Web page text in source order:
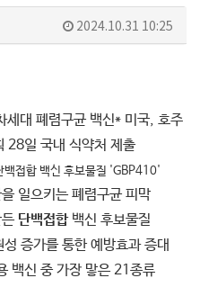
2024.10.31 10:25
세대 폐렴구균 백신* 미국, 호주
28일 국내 식약처 제출
접합 백신 후보물질 'GBP410'
일으키는 폐렴구균 피막
단백접합백신 후보물질
증가를 통한 예방효과 증대
백신 중 가장 맣은 21종류